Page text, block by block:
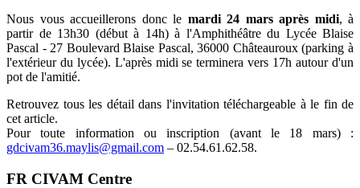
Nous vous accueillerons donc le mardi 24 mars après midi, à
partir de 13h30 (début à 14h) à l'Amphithéâtre du Lycée Blaise
Pascal - 27 Boulevard Blaise Pascal, 36000 Châteauroux (parking à
l'extérieur du lycée). L'après midi se terminera vers 17h autour d'un
pot de l'amitié.
Retrouvez tous les détail dans l'invitation téléchargeable à le fin de
cet article.
Pour toute information ou inscription (avant le 18 mars) :
gdcivam36.maylis@gmail.com – 02.54.61.62.58.
FR CIVAM Centre